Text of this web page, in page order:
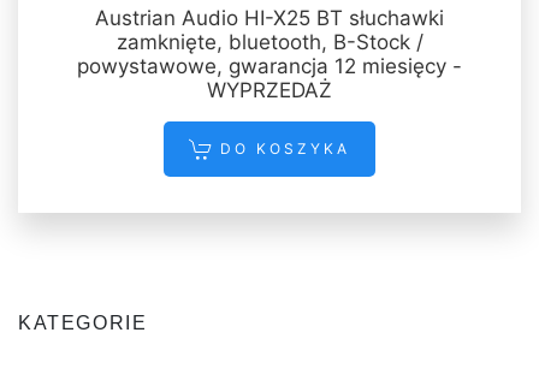
Austrian Audio HI-X25 BT słuchawki
zamknięte, bluetooth, B-Stock /
powystawowe, gwarancja 12 miesięcy -
WYPRZEDAŻ
DO KOSZYKA
KATEGORIE